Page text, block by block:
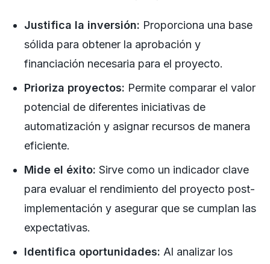
Justifica la inversión: Proporciona una base
sólida para obtener la aprobación y
financiación necesaria para el proyecto.
Prioriza proyectos: Permite comparar el valor
potencial de diferentes iniciativas de
automatización y asignar recursos de manera
eficiente.
Mide el éxito: Sirve como un indicador clave
para evaluar el rendimiento del proyecto post-
implementación y asegurar que se cumplan las
expectativas.
Identifica oportunidades: Al analizar los